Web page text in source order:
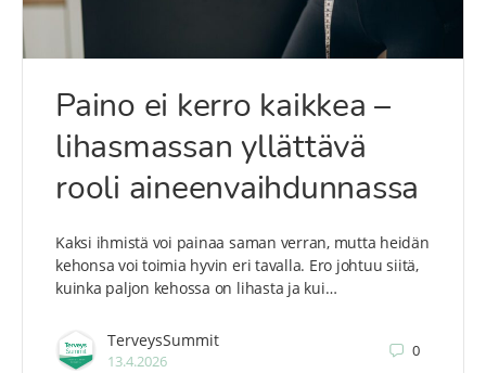
Paino ei kerro kaikkea –
lihasmassan yllättävä
rooli aineenvaihdunnassa
Kaksi ihmistä voi painaa saman verran, mutta heidän
kehonsa voi toimia hyvin eri tavalla. Ero johtuu siitä,
kuinka paljon kehossa on lihasta ja kui…
TerveysSummit
13.4.2026
0